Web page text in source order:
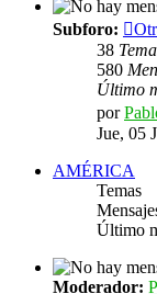
Subforo:
38
580
Último
por
Jue, 05
AMÉRICA
Temas
Último
Moderador: